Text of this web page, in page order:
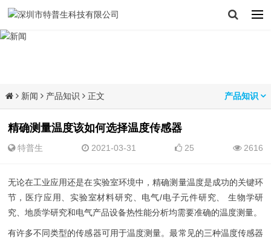
新闻 产品知识 正文 产品知识
精确测量温度该如何选择温度传感器
特普生 2021-03-31 25 2616
无论在工业应用还是在实验室环境中，精确测量温度是成功的关键环
节，医疗应用、实验室材料研究、电气/电子元件研究、 生物学研
究、地质学研究和电气产品设备热性能分析均需要准确的温度测量。
有许多不同类型的传感器可用于温度测量。最常见的三种温度传感器